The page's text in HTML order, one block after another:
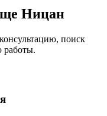
Ницан
поиск
работы.